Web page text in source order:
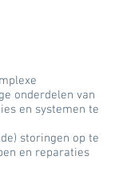
onderdelen van
en systemen te
storingen op te
en reparaties